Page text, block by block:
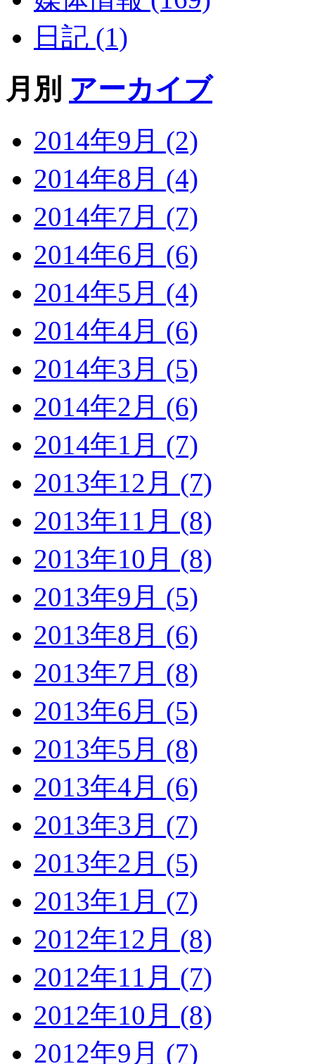
日記 (1)
月別 アーカイブ
2014年9月 (2)
2014年8月 (4)
2014年7月 (7)
2014年6月 (6)
2014年5月 (4)
2014年4月 (6)
2014年3月 (5)
2014年2月 (6)
2014年1月 (7)
2013年12月 (7)
2013年11月 (8)
2013年10月 (8)
2013年9月 (5)
2013年8月 (6)
2013年7月 (8)
2013年6月 (5)
2013年5月 (8)
2013年4月 (6)
2013年3月 (7)
2013年2月 (5)
2013年1月 (7)
2012年12月 (8)
2012年11月 (7)
2012年10月 (8)
2012年9月 (7)